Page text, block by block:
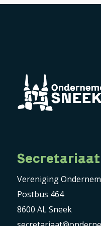
Secretariaat
Vereniging
Postbus 464
8600 AL Sneek